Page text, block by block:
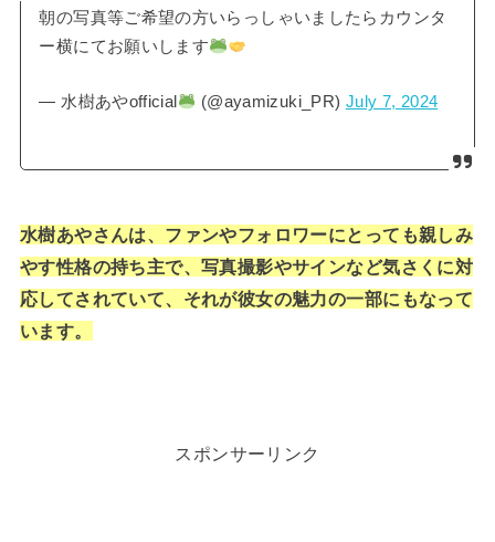
朝の写真等ご希望の方いらっしゃいましたらカウンタ
ー横にてお願いします
— 水樹あやofficial (@ayamizuki_PR) July 7, 2024
水樹あやさんは、ファンやフォロワーにとっても親しみ
やす性格の持ち主で、写真撮影やサインなど気さくに対
応してされていて、それが彼女の魅力の一部にもなって
います。
スポンサーリンク